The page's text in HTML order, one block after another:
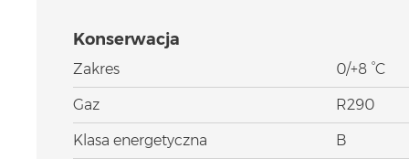
Konserwacja
Zakres 0/+8 °C
Gaz R290
Klasa energetyczna B